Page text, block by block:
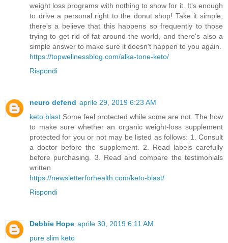
weight loss programs with nothing to show for it. It's enough
to drive a personal right to the donut shop! Take it simple,
there's a believe that this happens so frequently to those
trying to get rid of fat around the world, and there's also a
simple answer to make sure it doesn't happen to you again.
https://topwellnessblog.com/alka-tone-keto/
Rispondi
neuro defend aprile 29, 2019 6:23 AM
keto blast Some feel protected while some are not. The how
to make sure whether an organic weight-loss supplement
protected for you or not may be listed as follows: 1. Consult
a doctor before the supplement. 2. Read labels carefully
before purchasing. 3. Read and compare the testimonials
written
https://newsletterforhealth.com/keto-blast/
Rispondi
Debbie Hope aprile 30, 2019 6:11 AM
pure slim keto